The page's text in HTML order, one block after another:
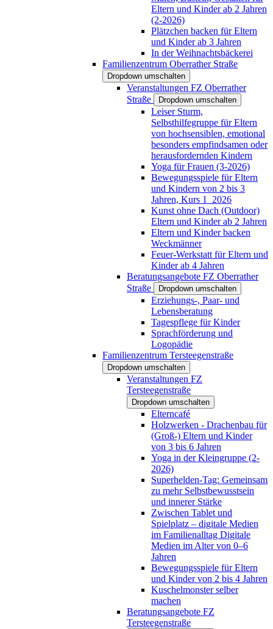
Eltern und Kinder ab 2 Jahren
(2-2026)
Plätzchen backen für Eltern
und Kinder ab 3 Jahren
In der Weihnachtsbäckerei
Familienzentrum Oberrather Straße
Dropdown umschalten
Veranstaltungen FZ Oberrather
Straße
Dropdown umschalten
Leiser Sturm,
Selbsthilfegruppe für Eltern
von hochsensiblen, emotional
besonders empfindsamen oder
herausfordernden Kindern
Yoga für Frauen (3-2026)
Bewegungsspiele für Eltern
und Kindern von 2 bis 3
Jahren, Kurs 1_2026
Kunst ohne Dach (Outdoor)
Eltern und Kinder ab 2 Jahren
Eltern und Kinder backen
Weckmänner
Feuer-Werkstatt für Eltern und
Kinder ab 4 Jahren
Beratungsangebote FZ Oberrather
Straße
Dropdown umschalten
Erziehungs-, Paar- und
Lebensberatung
Tagespflege für Kinder
Sprachförderung und
Logopädie
Familienzentrum Tersteegenstraße
Dropdown umschalten
Veranstaltungen FZ
Tersteegenstraße
Dropdown umschalten
Elterncafé
Holzwerken - Drachenbau für
(Groß-) Eltern und Kinder
von 3 bis 6 Jahren
Yoga in der Kleingruppe (2-
2026)
Superhelden-Tag: Gemeinsam
zu mehr Selbstbewusstsein
und innerer Stärke
Zwischen Tablet und
Spielplatz – digitale Medien
im Familienalltag Digitale
Medien im Alter von 0–6
Jahren
Bewegungsspiele für Eltern
und Kinder von 2 bis 4 Jahren
Kuschelmonster selber
machen
Beratungsangebote FZ
Tersteegenstraße